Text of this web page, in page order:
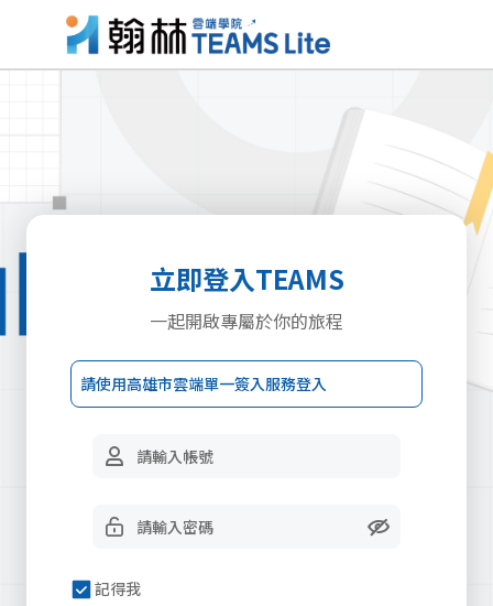
立即登入TEAMS
一起開啟專屬於你的旅程
請使用高雄市雲端單一簽入服務登入
記得我